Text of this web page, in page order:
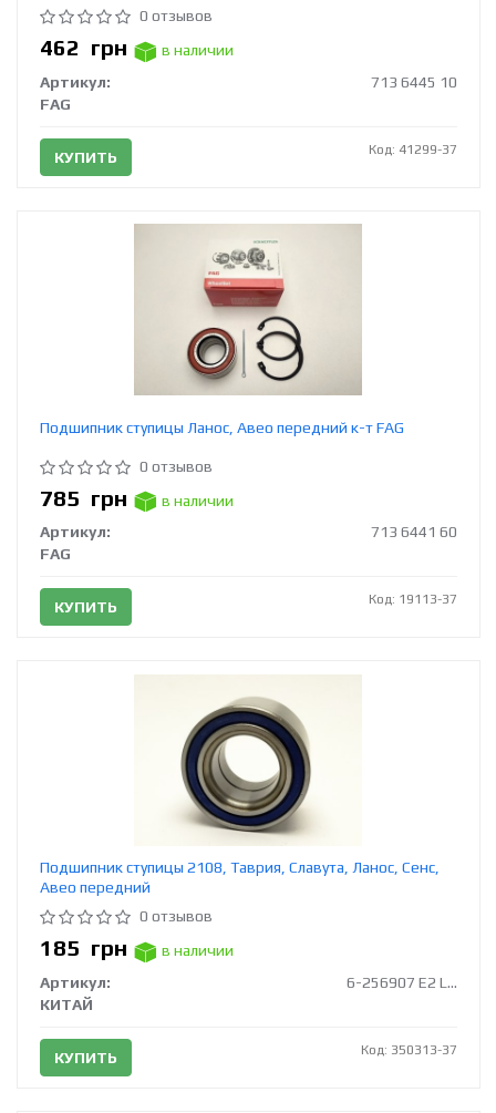
0 отзывов
462 грн
в наличии
Артикул:
713 6445 10
FAG
КУПИТЬ Код: 41299-37
Подшипник ступицы Ланос, Авео передний к-т FAG
0 отзывов
785 грн
в наличии
Артикул:
713 6441 60
FAG
КУПИТЬ Код: 19113-37
Подшипник ступицы 2108, Таврия, Славута, Ланос, Сенс,
Авео передний
0 отзывов
185 грн
в наличии
Артикул:
6-256907 Е2 L20
КИТАЙ
КУПИТЬ Код: 350313-37